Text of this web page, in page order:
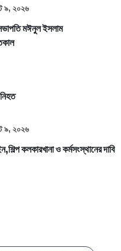
৯, ২০২৬
মঈনুল ইসলাম
৯, ২০২৬
কলকারখানা ও কর্মসংস্থানের দাবি